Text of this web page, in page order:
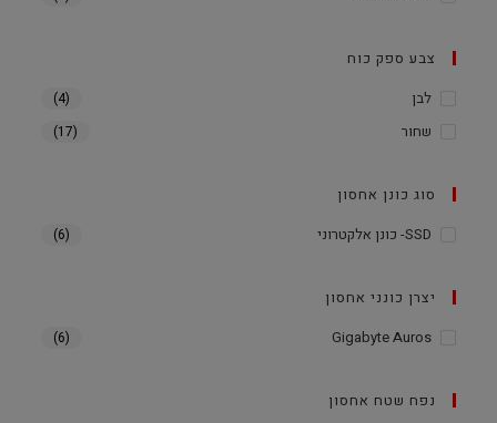
צבע ספק כוח
לבן
(4)
שחור (17)
סוג כונן אחסון
SSD- כונן אלקטרוני
(6)
יצרן כונני אחסון
Gigabyte Auros
(6)
נפח שטח אחסון